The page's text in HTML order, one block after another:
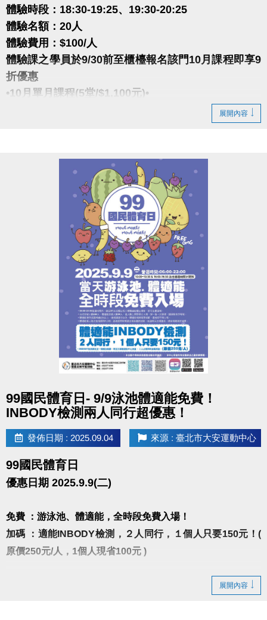
點我註冊、課程傳送門(新開視窗)
大安有APP囉!可以報名課程喔~
長佳Sports+ APP
點我APPLE APP傳送門
​點我google play APP傳送門(新開視窗)
舞齡22年、教學19年
• 現職大安、新店運動中心、The YOGA H.教室
• 第一屆全球流行音樂金榜開場舞(蔡依林美人計)
• AFAA-PC 基礎團體有氧指導員證照(美國有氧體適能
• iParty 愛派對認證師資
• iEnergy 愛塑身認證師資
• iYoma 瑜珈提斯與滾筒認證師資
• ZUMBA -B1,B2認證師資
• 李和音老師拉丁有氧師資培訓
體驗時段：18:30-19:25、19:30-20:25
體驗名額：20人
體驗費用：$100/人
體驗課之學員於9/30前至櫃檯報名該門10月課程即享9
折優惠
•10月單月課程(5堂/$1,100元)•
https://www.cjcf.com.tw/CG02.aspx
https://www.cjcf.com.tw/CG02.aspx
大安有APP囉!可以報名課程喔~
長佳Sports+ APP傳送門⬇
APPLE APP傳送門 點我(新開視窗)
傳送門 點我 (新開視窗)
五股、新莊運動中心韓流MV舞蹈老師
西門艸創心舞蹈教室KPOP舞蹈老師
2021-2025 夢想家啦啦隊隊員
【曾任職】
中和運動中心、健身工廠、WORLD GYM授課
2017台新銀行尾牙編舞老師
2015-2019貫理工業股份有限公司尾牙編舞老師
韓風K-POP是輕鬆入門的舞蹈課程，更是維持好身材
的運動！
在老師清楚教學中，學員能輕鬆上手，逐步培養跳舞
的自信與樂趣。
課程設計循序漸進，每堂課都能學到不同的舞步。
雖然需要用心記動作，但並非一次就要背完整首歌，
而是透過分解練習，一步步累積，跳出整首舞蹈。
一場結合音樂、節奏與能量的舞蹈饗宴，誠摯邀請你
展開內容
99國民體育日- 9/9泳池體適能免費！
INBODY檢測兩人同行超優惠！
發佈日期 : 2025.09.04 來源 : 臺北市大安運動中心
99國民體育日
優惠日期 2025.9.9(二)
免費 ：游泳池、體適能，全時段免費入場！
加碼 ：適能INBODY檢測，２人同行，１個人只要150元！(
原價250元/人，1個人現省100元 )
※INBODY檢測請先至一樓櫃台購票，再至三樓體適能
展開內容